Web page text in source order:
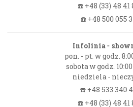
☎️ +48 (33) 48 41
☎️ +48 500 055
Infolinia -
pon. - pt. w godz.
sobota w godz. 10:00
niedziela -
☎️ +48 533 340
☎️ +48 (33) 48 41